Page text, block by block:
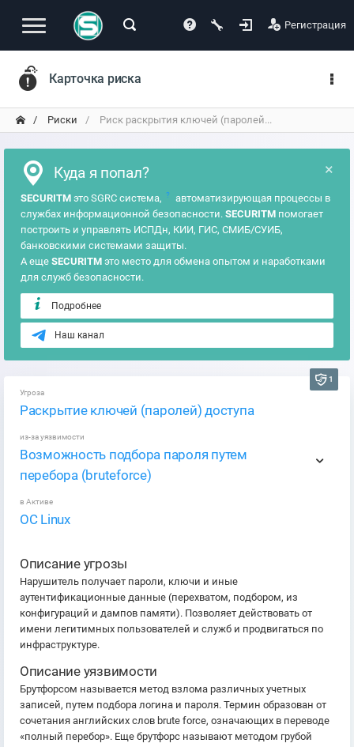
Регистрация
Карточка риска
Риски Риск раскрытия ключей (паролей...
×
Куда я попал?
SECURITM это SGRC система, ?
автоматизирующая процессы в
службах информационной безопасности. SECURITM помогает
построить и управлять ИСПДн, КИИ, ГИС, СМИБ/СУИБ,
банковскими системами защиты.
А еще SECURITM это место для обмена опытом и наработками
для служб безопасности.
Подробнее
Наш канал
1
Угроза
Раскрытие ключей (паролей) доступа
из-за уязвимости
Возможность подбора пароля путем
перебора (bruteforce)
в Активе
ОС Linux
Описание угрозы
Нарушитель получает пароли, ключи и иные
аутентификационные данные (перехватом, подбором, из
конфигураций и дампов памяти). Позволяет действовать от
имени легитимных пользователей и служб и продвигаться по
инфраструктуре.
Описание уязвимости
Брутфорсом называется метод взлома различных учетных
записей, путем подбора логина и пароля. Термин образован от
сочетания английских слов brute force, означающих в переводе
«полный перебор». Еще брутфорс называют методом грубой